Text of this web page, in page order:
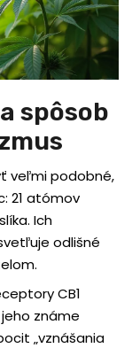
spôsob
veľmi podobné,
21 atómov
Ich
odlišné
CB1
známe
„vznášania